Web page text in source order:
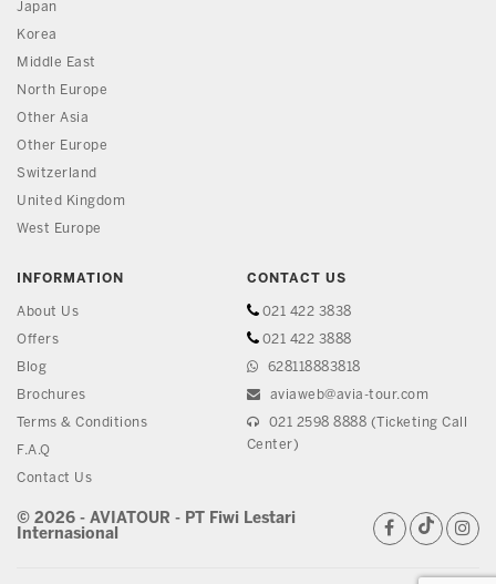
Japan
Korea
Middle East
North Europe
Other Asia
Other Europe
Switzerland
United Kingdom
West Europe
INFORMATION
About Us
Offers
Blog
Brochures
Terms & Conditions
F.A.Q
Contact Us
CONTACT US
021 422 3838
021 422 3888
628118883818
aviaweb@avia-tour.com
021 2598 8888 (Ticketing Call
Center)
© 2026 - AVIATOUR - PT Fiwi Lestari
Internasional